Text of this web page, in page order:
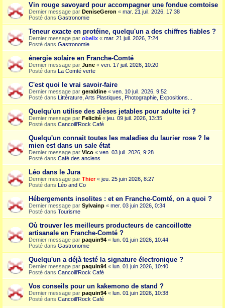
Vin rouge savoyard pour accompagner une fondue comtoise
Dernier message par DeniseGeron « mar. 21 juil. 2026, 17:38
Posté dans Gastronomie
Teneur exacte en protéine, quelqu'un a des chiffres fiables ?
Dernier message par obelix « mar. 21 juil. 2026, 7:24
Posté dans Gastronomie
énergie solaire en Franche-Comté
Dernier message par June « ven. 17 juil. 2026, 10:20
Posté dans La Comté verte
C'est quoi le vrai savoir-faire
Dernier message par geraldine « ven. 10 juil. 2026, 9:52
Posté dans Littérature, Arts Plastiques, Photographie, Expositions...
Quelqu'un utilise des alèses jetables pour adulte ici ?
Dernier message par Felicité « jeu. 09 juil. 2026, 13:35
Posté dans Cancoill'Rock Café
Quelqu'un connait toutes les maladies du laurier rose ? le
mien est dans un sale état
Dernier message par Vico « ven. 03 juil. 2026, 9:28
Posté dans Café des anciens
Léo dans le Jura
Dernier message par Thier« jeu. 25 juin 2026, 8:27
Posté dans Léo and Co
Hébergements insolites : et en Franche-Comté, on a quoi ?
Dernier message par Sylvainp « mer. 03 juin 2026, 0:34
Posté dans Tourisme
Où trouver les meilleurs producteurs de cancoillotte
artisanale en Franche-Comté ?
Dernier message par paquin94 « lun. 01 juin 2026, 10:44
Posté dans Gastronomie
Quelqu'un a déjà testé la signature électronique ?
Dernier message par paquin94 « lun. 01 juin 2026, 10:40
Posté dans Cancoill'Rock Café
Vos conseils pour un kakemono de stand ?
Dernier message par paquin94 « lun. 01 juin 2026, 10:38
Posté dans Cancoill'Rock Café